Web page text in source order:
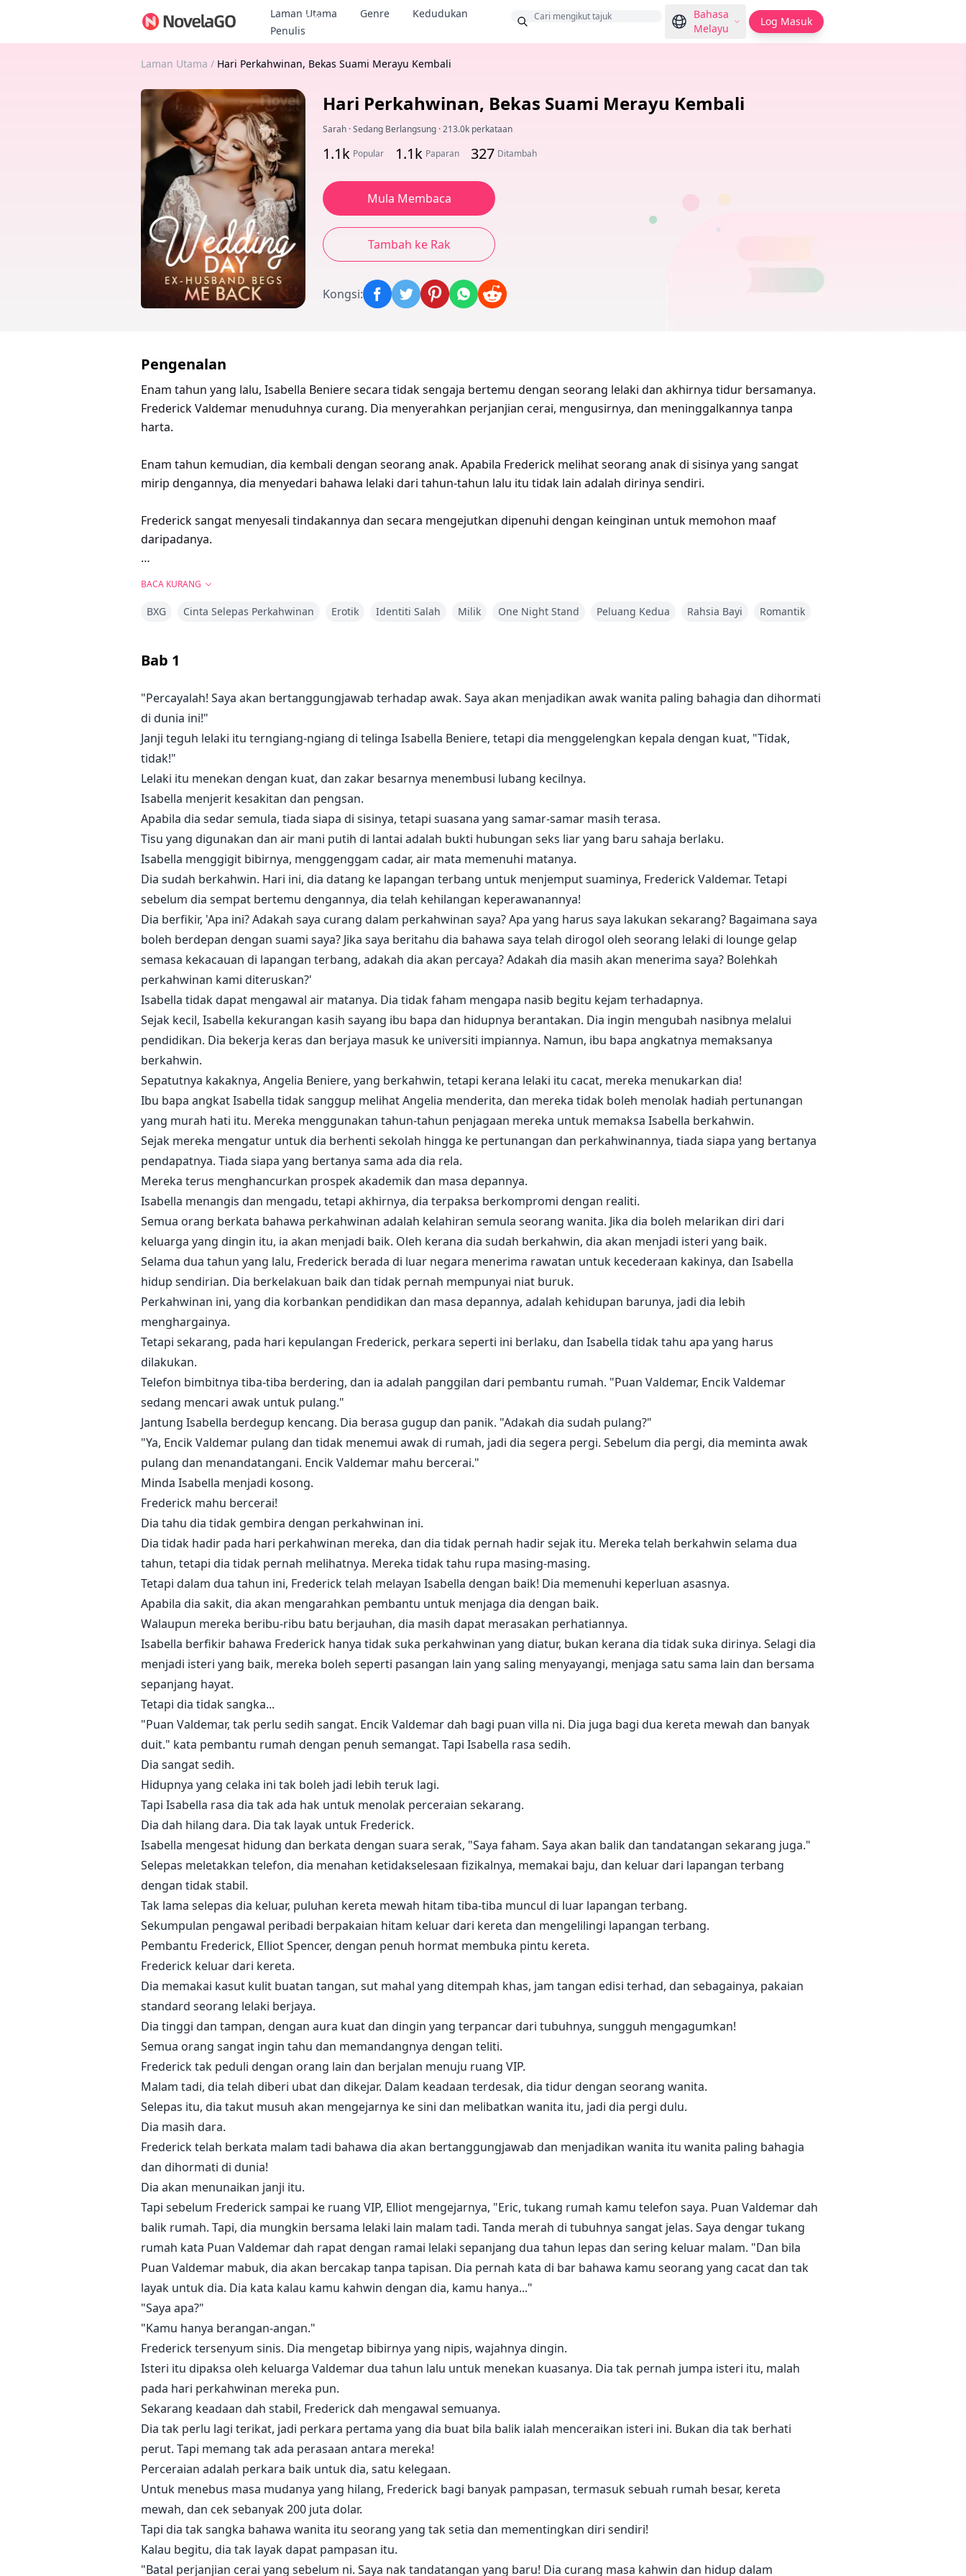
Laman Utama Genre
Kedudukan
Penulis
Bonus
Bahasa
Melayu
Log Masuk
Laman Utama / Hari Perkahwinan, Bekas Suami Merayu Kembali
Hari Perkahwinan, Bekas Suami Merayu Kembali
Sarah ·Sedang Berlangsung ·213.0k perkataan
1.1k Popular 1.1k Paparan 327 Ditambah
Mula Membaca
Tambah ke Rak
Kongsi:
Pengenalan
Enam tahun yang lalu, Isabella Beniere secara tidak sengaja bertemu dengan seorang lelaki dan akhirnya tidur bersamanya.
Frederick Valdemar menuduhnya curang. Dia menyerahkan perjanjian cerai, mengusirnya, dan meninggalkannya tanpa
harta.
Enam tahun kemudian, dia kembali dengan seorang anak. Apabila Frederick melihat seorang anak di sisinya yang sangat
mirip dengannya, dia menyedari bahawa lelaki dari tahun-tahun lalu itu tidak lain adalah dirinya sendiri.
Frederick sangat menyesali tindakannya dan secara mengejutkan dipenuhi dengan keinginan untuk memohon maaf
daripadanya.
Anak kedua mereka menutup matanya dengan rasa jijik. "Dia terlalu memalukan. Saya tak nak tengok dia."
Anak ketiga mereka kelihatan risau. "Ya Allah! Ayah dalam masalah malam ini."
Hanya anak perempuan kecil mereka, yang memakai gaun puteri, berlari ke arah Frederick, menarik bajunya, memiringkan
kepala dengan manis dan bertanya, "Ayah, boleh tak Ibu jadi pengapit?"
Frederick terdiam.
Dia tidak pernah merasa sebegini malu sebelum ini!
Buku ini dikemas kini dengan satu bab setiap minggu.
BACA KURANG
BXG Cinta Selepas Perkahwinan Erotik Identiti Salah Milik One Night Stand Peluang Kedua Rahsia Bayi Romantik
Bab 1
"Percayalah! Saya akan bertanggungjawab terhadap awak. Saya akan menjadikan awak wanita paling bahagia dan dihormati
di dunia ini!"
Janji teguh lelaki itu terngiang-ngiang di telinga Isabella Beniere, tetapi dia menggelengkan kepala dengan kuat, "Tidak,
tidak!"
Lelaki itu menekan dengan kuat, dan zakar besarnya menembusi lubang kecilnya.
Isabella menjerit kesakitan dan pengsan.
Apabila dia sedar semula, tiada siapa di sisinya, tetapi suasana yang samar-samar masih terasa.
Tisu yang digunakan dan air mani putih di lantai adalah bukti hubungan seks liar yang baru sahaja berlaku.
Isabella menggigit bibirnya, menggenggam cadar, air mata memenuhi matanya.
Dia sudah berkahwin. Hari ini, dia datang ke lapangan terbang untuk menjemput suaminya, Frederick Valdemar. Tetapi
sebelum dia sempat bertemu dengannya, dia telah kehilangan keperawanannya!
Dia berfikir, 'Apa ini? Adakah saya curang dalam perkahwinan saya? Apa yang harus saya lakukan sekarang? Bagaimana saya
boleh berdepan dengan suami saya? Jika saya beritahu dia bahawa saya telah dirogol oleh seorang lelaki di lounge gelap
semasa kekacauan di lapangan terbang, adakah dia akan percaya? Adakah dia masih akan menerima saya? Bolehkah
perkahwinan kami diteruskan?'
Isabella tidak dapat mengawal air matanya. Dia tidak faham mengapa nasib begitu kejam terhadapnya.
Sejak kecil, Isabella kekurangan kasih sayang ibu bapa dan hidupnya berantakan. Dia ingin mengubah nasibnya melalui
pendidikan. Dia bekerja keras dan berjaya masuk ke universiti impiannya. Namun, ibu bapa angkatnya memaksanya
berkahwin.
Sepatutnya kakaknya, Angelia Beniere, yang berkahwin, tetapi kerana lelaki itu cacat, mereka menukarkan dia!
Ibu bapa angkat Isabella tidak sanggup melihat Angelia menderita, dan mereka tidak boleh menolak hadiah pertunangan
yang murah hati itu. Mereka menggunakan tahun-tahun penjagaan mereka untuk memaksa Isabella berkahwin.
Sejak mereka mengatur untuk dia berhenti sekolah hingga ke pertunangan dan perkahwinannya, tiada siapa yang bertanya
pendapatnya. Tiada siapa yang bertanya sama ada dia rela.
Mereka terus menghancurkan prospek akademik dan masa depannya.
Isabella menangis dan mengadu, tetapi akhirnya, dia terpaksa berkompromi dengan realiti.
Semua orang berkata bahawa perkahwinan adalah kelahiran semula seorang wanita. Jika dia boleh melarikan diri dari
keluarga yang dingin itu, ia akan menjadi baik. Oleh kerana dia sudah berkahwin, dia akan menjadi isteri yang baik.
Selama dua tahun yang lalu, Frederick berada di luar negara menerima rawatan untuk kecederaan kakinya, dan Isabella
hidup sendirian. Dia berkelakuan baik dan tidak pernah mempunyai niat buruk.
Perkahwinan ini, yang dia korbankan pendidikan dan masa depannya, adalah kehidupan barunya, jadi dia lebih
menghargainya.
Tetapi sekarang, pada hari kepulangan Frederick, perkara seperti ini berlaku, dan Isabella tidak tahu apa yang harus
dilakukan.
Telefon bimbitnya tiba-tiba berdering, dan ia adalah panggilan dari pembantu rumah. "Puan Valdemar, Encik Valdemar
sedang mencari awak untuk pulang."
Jantung Isabella berdegup kencang. Dia berasa gugup dan panik. "Adakah dia sudah pulang?"
"Ya, Encik Valdemar pulang dan tidak menemui awak di rumah, jadi dia segera pergi. Sebelum dia pergi, dia meminta awak
pulang dan menandatangani. Encik Valdemar mahu bercerai."
Minda Isabella menjadi kosong.
Frederick mahu bercerai!
Dia tahu dia tidak gembira dengan perkahwinan ini.
Dia tidak hadir pada hari perkahwinan mereka, dan dia tidak pernah hadir sejak itu. Mereka telah berkahwin selama dua
tahun, tetapi dia tidak pernah melihatnya. Mereka tidak tahu rupa masing-masing.
Tetapi dalam dua tahun ini, Frederick telah melayan Isabella dengan baik! Dia memenuhi keperluan asasnya.
Apabila dia sakit, dia akan mengarahkan pembantu untuk menjaga dia dengan baik.
Walaupun mereka beribu-ribu batu berjauhan, dia masih dapat merasakan perhatiannya.
Isabella berfikir bahawa Frederick hanya tidak suka perkahwinan yang diatur, bukan kerana dia tidak suka dirinya. Selagi dia
menjadi isteri yang baik, mereka boleh seperti pasangan lain yang saling menyayangi, menjaga satu sama lain dan bersama
sepanjang hayat.
Tetapi dia tidak sangka...
"Puan Valdemar, tak perlu sedih sangat. Encik Valdemar dah bagi puan villa ni. Dia juga bagi dua kereta mewah dan banyak
duit." kata pembantu rumah dengan penuh semangat. Tapi Isabella rasa sedih.
Dia sangat sedih.
Hidupnya yang celaka ini tak boleh jadi lebih teruk lagi.
Tapi Isabella rasa dia tak ada hak untuk menolak perceraian sekarang.
Dia dah hilang dara. Dia tak layak untuk Frederick.
Isabella mengesat hidung dan berkata dengan suara serak, "Saya faham. Saya akan balik dan tandatangan sekarang juga."
Selepas meletakkan telefon, dia menahan ketidakselesaan fizikalnya, memakai baju, dan keluar dari lapangan terbang
dengan tidak stabil.
Tak lama selepas dia keluar, puluhan kereta mewah hitam tiba-tiba muncul di luar lapangan terbang.
Sekumpulan pengawal peribadi berpakaian hitam keluar dari kereta dan mengelilingi lapangan terbang.
Pembantu Frederick, Elliot Spencer, dengan penuh hormat membuka pintu kereta.
Frederick keluar dari kereta.
Dia memakai kasut kulit buatan tangan, sut mahal yang ditempah khas, jam tangan edisi terhad, dan sebagainya, pakaian
standard seorang lelaki berjaya.
Dia tinggi dan tampan, dengan aura kuat dan dingin yang terpancar dari tubuhnya, sungguh mengagumkan!
Semua orang sangat ingin tahu dan memandangnya dengan teliti.
Frederick tak peduli dengan orang lain dan berjalan menuju ruang VIP.
Malam tadi, dia telah diberi ubat dan dikejar. Dalam keadaan terdesak, dia tidur dengan seorang wanita.
Selepas itu, dia takut musuh akan mengejarnya ke sini dan melibatkan wanita itu, jadi dia pergi dulu.
Dia masih dara.
Frederick telah berkata malam tadi bahawa dia akan bertanggungjawab dan menjadikan wanita itu wanita paling bahagia
dan dihormati di dunia!
Dia akan menunaikan janji itu.
Tapi sebelum Frederick sampai ke ruang VIP, Elliot mengejarnya, "Eric, tukang rumah kamu telefon saya. Puan Valdemar dah
balik rumah. Tapi, dia mungkin bersama lelaki lain malam tadi. Tanda merah di tubuhnya sangat jelas. Saya dengar tukang
rumah kata Puan Valdemar dah rapat dengan ramai lelaki sepanjang dua tahun lepas dan sering keluar malam. "Dan bila
Puan Valdemar mabuk, dia akan bercakap tanpa tapisan. Dia pernah kata di bar bahawa kamu seorang yang cacat dan tak
layak untuk dia. Dia kata kalau kamu kahwin dengan dia, kamu hanya..."
"Saya apa?"
"Kamu hanya berangan-angan."
Frederick tersenyum sinis. Dia mengetap bibirnya yang nipis, wajahnya dingin.
Isteri itu dipaksa oleh keluarga Valdemar dua tahun lalu untuk menekan kuasanya. Dia tak pernah jumpa isteri itu, malah
pada hari perkahwinan mereka pun.
Sekarang keadaan dah stabil, Frederick dah mengawal semuanya.
Dia tak perlu lagi terikat, jadi perkara pertama yang dia buat bila balik ialah menceraikan isteri ini. Bukan dia tak berhati
perut. Tapi memang tak ada perasaan antara mereka!
Perceraian adalah perkara baik untuk dia, satu kelegaan.
Untuk menebus masa mudanya yang hilang, Frederick bagi banyak pampasan, termasuk sebuah rumah besar, kereta
mewah, dan cek sebanyak 200 juta dolar.
Tapi dia tak sangka bahawa wanita itu seorang yang tak setia dan mementingkan diri sendiri!
Kalau begitu, dia tak layak dapat pampasan itu.
"Batal perjanjian cerai yang sebelum ni. Saya nak tandatangan yang baru! Dia curang masa kahwin dan hidup dalam